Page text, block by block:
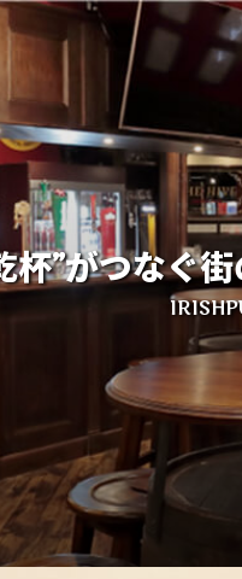
杯”がつなぐ